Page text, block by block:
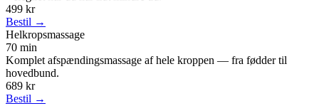
499 kr
Bestil →
Helkropsmassage
70 min
Komplet afspændingsmassage af hele kroppen — fra fødder til
hovedbund.
689 kr
Bestil →